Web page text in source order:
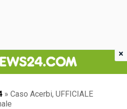
» Caso Acerbi, UFFICIALE
×